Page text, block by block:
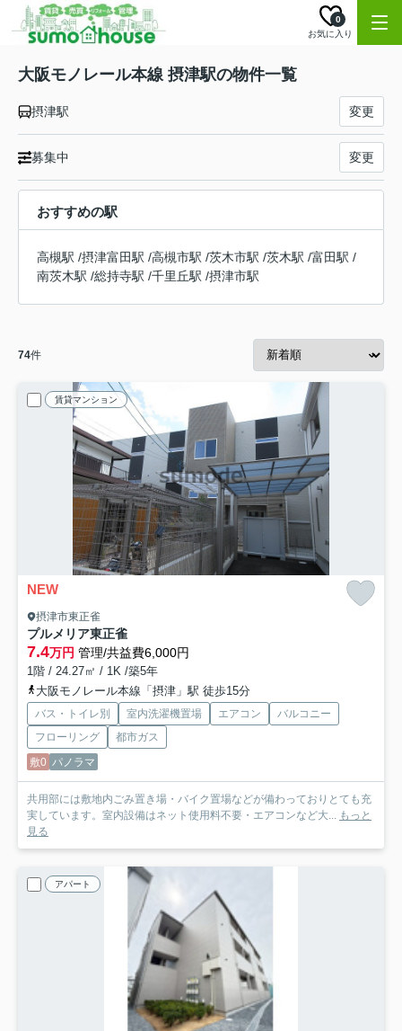
お気に入り
0
大阪モノレール本線 摂津駅の物件一覧
摂津駅 変更
募集中 変更
おすすめの駅
高槻駅 /摂津富田駅 /高槻市駅 /茨木市駅 /茨木駅 /富田駅 /
南茨木駅 /総持寺駅 /千里丘駅 /摂津市駅
74件
賃貸マンション
NEW
摂津市東正雀
プルメリア東正雀
7.4万円 管理/共益費6,000円
1階 / 24.27㎡ / 1K /築5年
大阪モノレール本線「摂津」駅 徒歩15分
バス・トイレ別 室内洗濯機置場 エアコン
バルコニー
フローリング
都市ガス
敷0 パノラマ
共用部には敷地内ごみ置き場・バイク置場などが備わっておりとても充
実しています。室内設備はネット使用料不要・エアコンなど大... もっと
見る
アパート